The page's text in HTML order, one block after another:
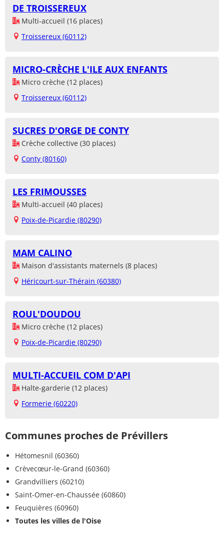
DE TROISSEREUX
Multi-accueil (16 places)
Troissereux (60112)
MICRO-CRÈCHE L'ILE AUX ENFANTS
Micro crèche (12 places)
Troissereux (60112)
SUCRES D'ORGE DE CONTY
Crèche collective (30 places)
Conty (80160)
LES FRIMOUSSES
Multi-accueil (40 places)
Poix-de-Picardie (80290)
MAM CALINO
Maison d'assistants maternels (8 places)
Héricourt-sur-Thérain (60380)
ROUL'DOUDOU
Micro crèche (12 places)
Poix-de-Picardie (80290)
MULTI-ACCUEIL COM D'API
Halte-garderie (12 places)
Formerie (60220)
Communes proches de Prévillers
Hétomesnil (60360)
Crèvecœur-le-Grand (60360)
Grandvilliers (60210)
Saint-Omer-en-Chaussée (60860)
Feuquières (60960)
Toutes les villes de l'Oise